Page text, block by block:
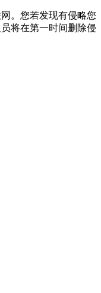
。您若发现有侵略您
将在第一时间删除侵